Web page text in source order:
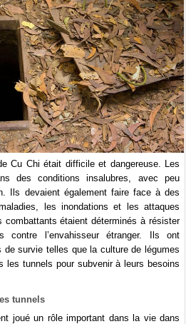
Cu Chi était difficile et dangereuse. Les
des conditions insalubres, avec peu
Ils devaient également faire face à des
les inondations et les attaques
combattants étaient déterminés à résister
l’envahisseur étranger. Ils ont
de survie telles que la culture de légumes
les tunnels pour subvenir à leurs besoins
tunnels
joué un rôle important dans la vie dans